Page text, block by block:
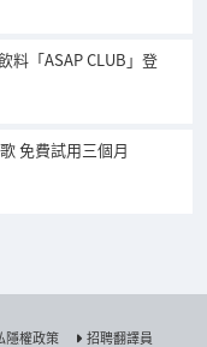
料「ASAP CLUB」登
免費試用三個月
隱權政策 招聘翻譯員